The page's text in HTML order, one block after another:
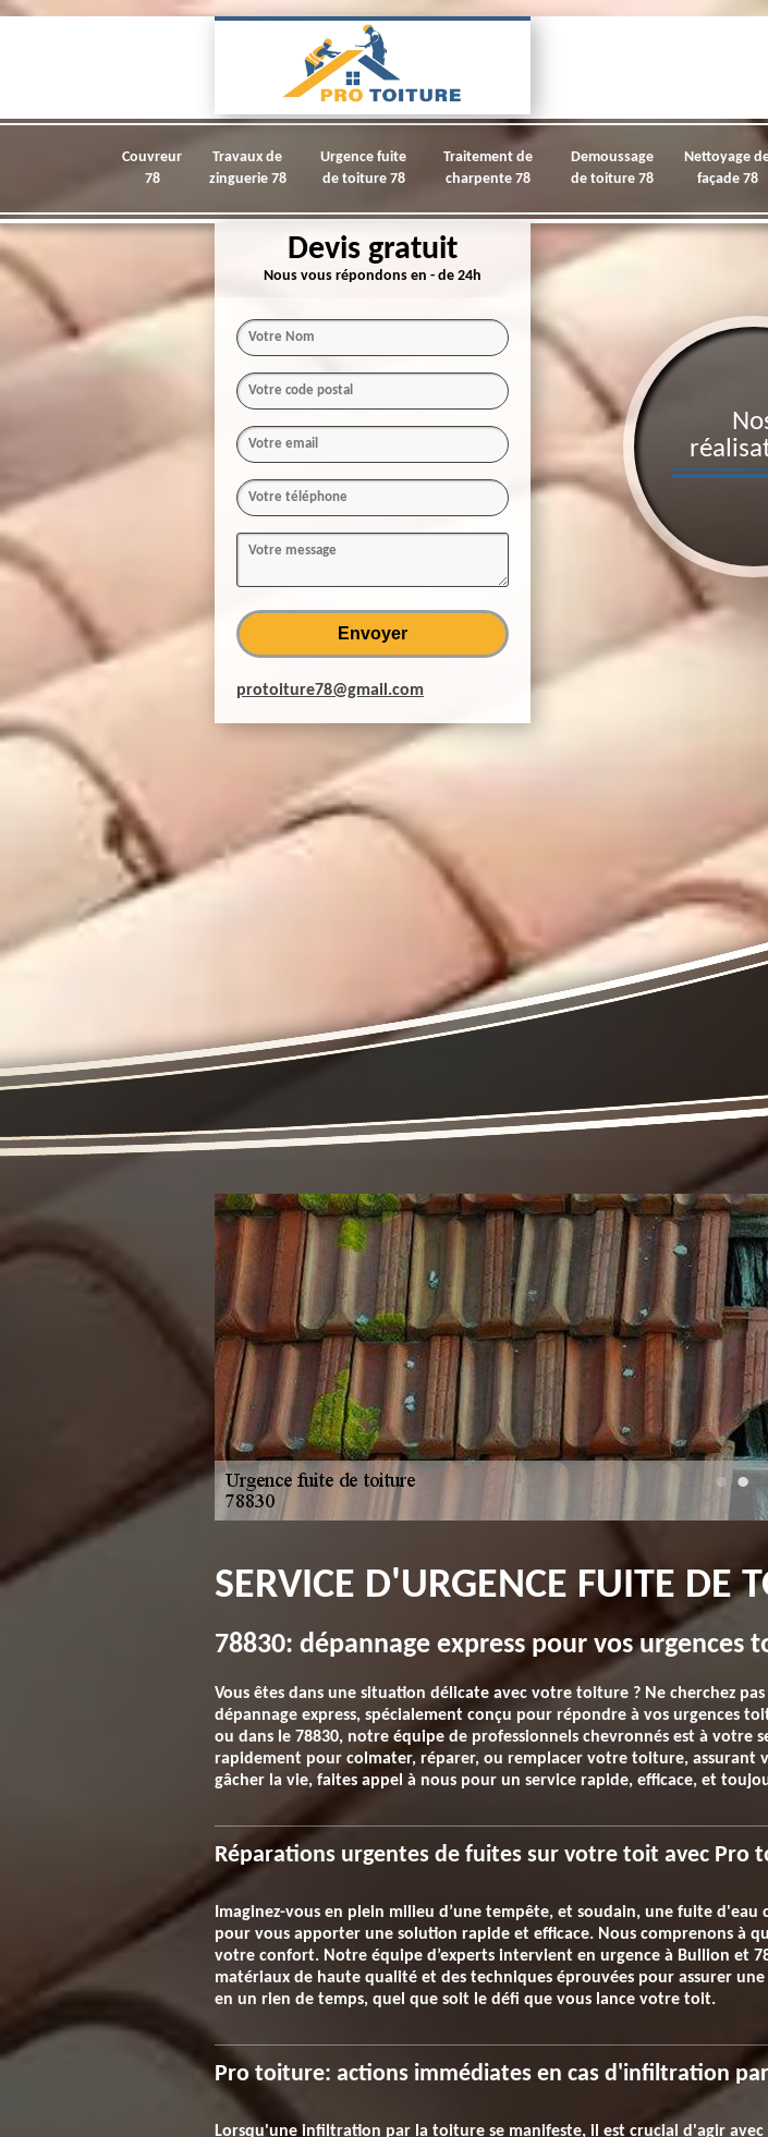
Couvreur
78
Travaux de
zinguerie 78
Urgence fuite
de toiture 78
Traitement de
charpente 78
Demoussage
de toiture 78
Nettoyage
façade 78
Devis gratuit
Nous vous répondons en - de 24h
protoiture78@gmail.com
SERVICE D'URGENCE FUITE DE
78830: dépannage express pour vos urgences
Vous êtes dans une situation délicate avec votre toiture ? Ne cherchez
dépannage express, spécialement conçu pour répondre à vos urgences
ou dans le 78830, notre équipe de professionnels chevronnés est à votre
rapidement pour colmater, réparer, ou remplacer votre toiture, assurant
gâcher la vie, faites appel à nous pour un service rapide, efficace, et
Réparations urgentes de fuites sur votre toit avec Pro
Imaginez-vous en plein milieu d’une tempête, et soudain, une fuite
pour vous apporter une solution rapide et efficace. Nous comprenons à
votre confort. Notre équipe d’experts intervient en urgence à Bullion et
matériaux de haute qualité et des techniques éprouvées pour assurer
en un rien de temps, quel que soit le défi que vous lance votre toit.
Pro toiture: actions immédiates en cas d'infiltration
Lorsqu'une infiltration par la toiture se manifeste, il est crucial d'agir